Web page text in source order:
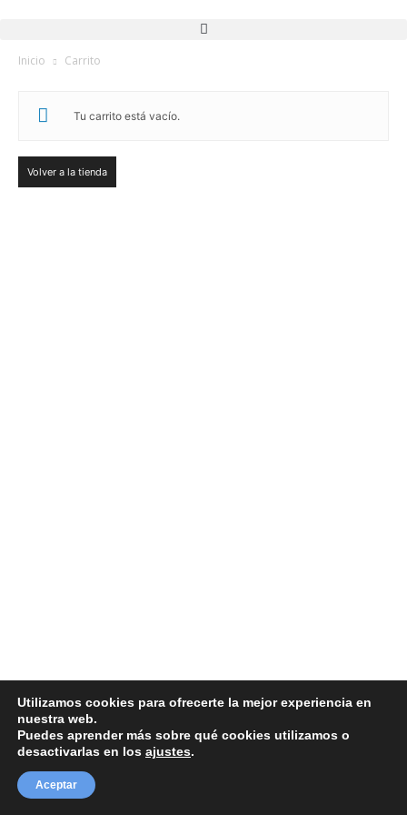
Inicio Carrito
Tu carrito está vacío.
Volver a la tienda
Utilizamos cookies para ofrecerte la mejor experiencia en
nuestra web.
Puedes aprender más sobre qué cookies utilizamos o
desactivarlas en los ajustes.
Aceptar